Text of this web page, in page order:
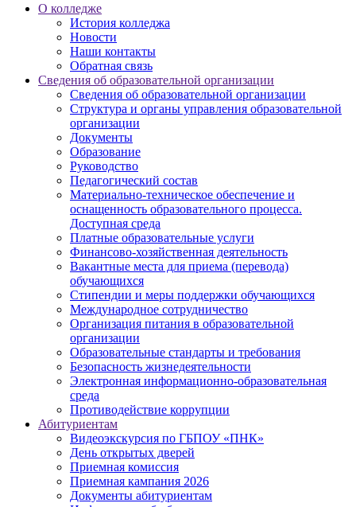
О колледже
История колледжа
Новости
Наши контакты
Обратная связь
Сведения об образовательной организации
Сведения об образовательной организации
Структура и органы управления образовательной
организации
Документы
Образование
Руководство
Педагогический состав
Материально-техническое обеспечение и
оснащенность образовательного процесса.
Доступная среда
Платные образовательные услуги
Финансово-хозяйственная деятельность
Вакантные места для приема (перевода)
обучающихся
Стипендии и меры поддержки обучающихся
Международное сотрудничество
Организация питания в образовательной
организации
Образовательные стандарты и требования
Безопасность жизнедеятельности
Электронная информационно-образовательная
среда
Противодействие коррупции
Абитуриентам
Видеоэкскурсия по ГБПОУ «ПНК»
День открытых дверей
Приемная комиссия
Приемная кампания 2026
Дoкументы абитуриентам